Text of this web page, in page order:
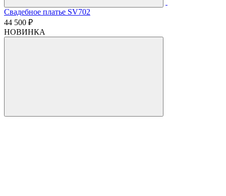
Свадебное платье SV702
44 500 ₽
НОВИНКА